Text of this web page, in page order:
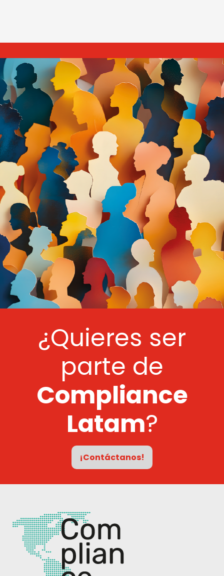
¿Quieres ser
parte de
Compliance
Latam?
¡Contáctanos!